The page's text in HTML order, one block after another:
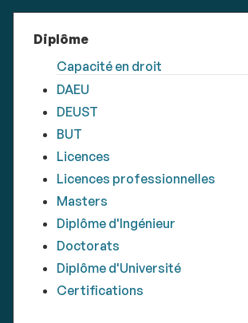
Diplôme
Capacité en droit
DAEU
DEUST
BUT
Licences
Licences professionnelles
Masters
Diplôme d'Ingénieur
Doctorats
Diplôme d'Université
Certifications